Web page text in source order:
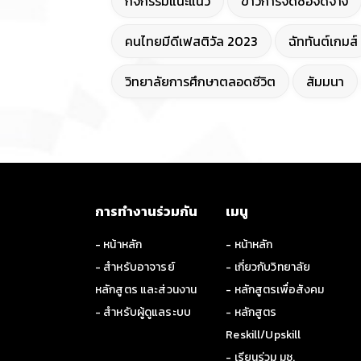
คนไทยมีดีเฟสติวัล 2023 ฉัททันต์เกมส์
วิทยาลัยการศึกษาตลอดชีวิต สัมมนา
การทำงานร่วมกัน
- หน้าหลัก
- สำหรับอาจารย์
หลักสูตร และส่วนงาน
- สำหรับผู้ดูแลระบบ
เมนู
- หน้าหลัก
- เกี่ยวกับวิทยาลัย
- หลักสูตรเพื่อสังคม
- หลักสูตร
Reskill/Upskill
- เรียนร่วม มช.